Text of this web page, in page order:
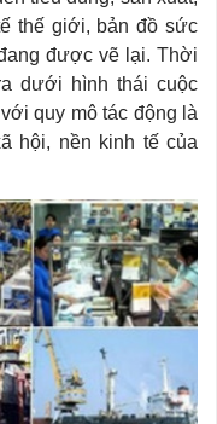
thế giới, bản đồ sức
được vẽ lại. Thời
dưới hình thái cuộc
quy mô tác động là
hội, nền kinh tế của